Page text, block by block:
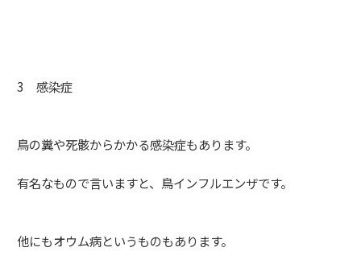
3 感染症
鳥の糞や死骸からかかる感染症もあります。
有名なもので言いますと、鳥インフルエンザです。
他にもオウム病というものもあります。